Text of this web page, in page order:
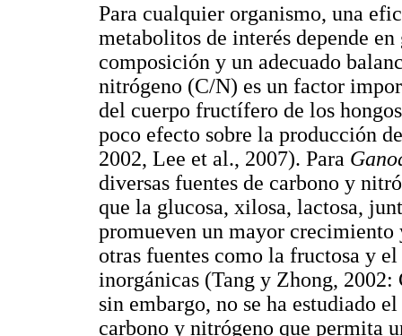
Para cualquier organismo, una
metabolitos de interés depende
composición y un adecuado
nitrógeno (C/N) es un factor
del cuerpo fructífero de los
poco efecto sobre la producción
2002, Lee et al., 2007). Para
diversas fuentes de carbono y
que la glucosa, xilosa, lactosa,
promueven un mayor
otras fuentes como la fructosa y
inorgánicas (Tang y Zhong,
sin embargo, no se ha estudiado
carbono y nitrógeno que permita